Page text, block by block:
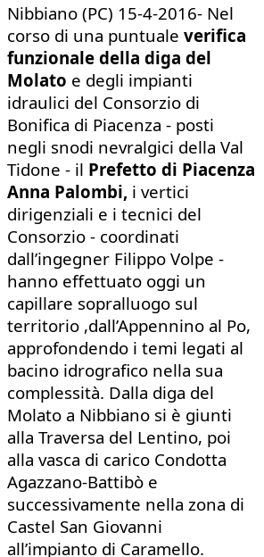
Nibbiano (PC) 15-4-2016- Nel
corso di una puntuale verifica
funzionale della diga del
Molato e degli impianti
idraulici del Consorzio di
Bonifica di Piacenza - posti
negli snodi nevralgici della Val
Tidone - il Prefetto di Piacenza
Anna Palombi, i vertici
dirigenziali e i tecnici del
Consorzio - coordinati
dall’ingegner Filippo Volpe -
hanno effettuato oggi un
capillare sopralluogo sul
territorio ,dall’Appennino al Po,
approfondendo i temi legati al
bacino idrografico nella sua
complessità. Dalla diga del
Molato a Nibbiano si è giunti
alla Traversa del Lentino, poi
alla vasca di carico Condotta
Agazzano-Battibò e
successivamente nella zona di
Castel San Giovanni
all’impianto di Caramello.